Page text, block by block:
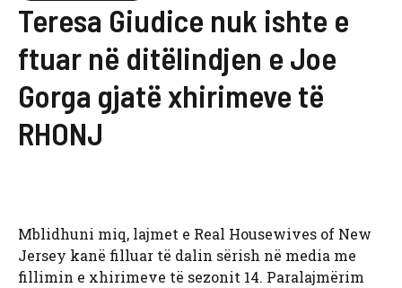
Teresa Giudice nuk ishte e
ftuar në ditëlindjen e Joe
Gorga gjatë xhirimeve të
RHONJ
Mblidhuni miq, lajmet e Real Housewives of New
Jersey kanë filluar të dalin sërish në media me
fillimin e xhirimeve të sezonit 14. Paralajmërim